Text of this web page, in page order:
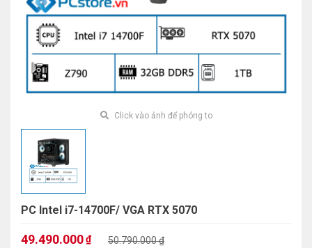
Click vào ảnh để phóng to
PC Intel i7-14700F/ VGA RTX 5070
49.490.000₫ 50.790.000 ₫